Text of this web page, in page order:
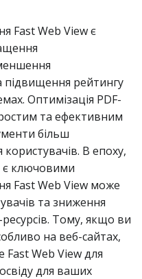
Fast Web View є
підвищення рейтингу
Оптимізація PDF-
та ефективним
більш
В епоху,
є ключовими
Fast Web View може
та зниження
Тому, якщо ви
на веб-сайтах,
Web View для
для ваших